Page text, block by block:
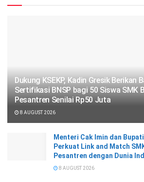
Dukung KSEKP, Kadin Gresik Berikan
Sertifikasi BNSP bagi 50 Siswa SMK
Pesantren Senilai Rp50 Juta
8 AUGUST 2026
Menteri Cak Imin dan
Perkuat Link and Match
Pesantren dengan Dunia
8 AUGUST 2026